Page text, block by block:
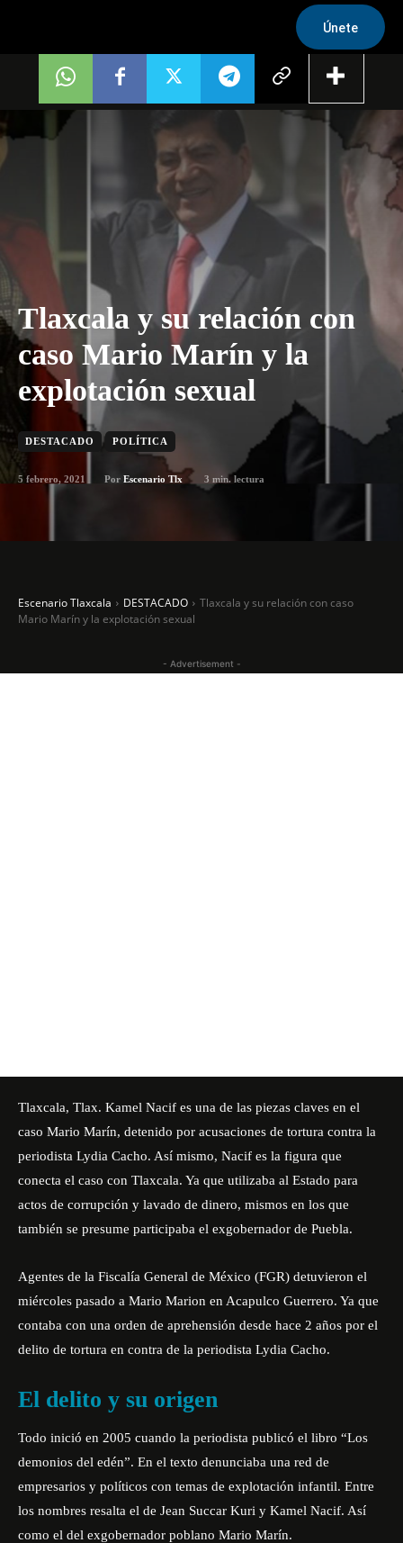
Únete
Tlaxcala y su relación con
caso Mario Marín y la
explotación sexual
DESTACADO POLÍTICA
5 febrero, 2021 Por Escenario Tlx 3 min. lectura
Escenario Tlaxcala DESTACADO
Tlaxcala y su relación con caso
Mario Marín y la explotación sexual
- Advertisement -
Tlaxcala, Tlax. Kamel Nacif es una de las piezas claves en el
caso Mario Marín, detenido por acusaciones de tortura contra la
periodista Lydia Cacho. Así mismo, Nacif es la figura que
conecta el caso con Tlaxcala. Ya que utilizaba al Estado para
actos de corrupción y lavado de dinero, mismos en los que
también se presume participaba el exgobernador de Puebla.
Agentes de la Fiscalía General de México (FGR) detuvieron el
miércoles pasado a Mario Marion en Acapulco Guerrero. Ya que
contaba con una orden de aprehensión desde hace 2 años por el
delito de tortura en contra de la periodista Lydia Cacho.
El delito y su origen
Todo inició en 2005 cuando la periodista publicó el libro “Los
demonios del edén”. En el texto denunciaba una red de
empresarios y políticos con temas de explotación infantil. Entre
los nombres resalta el de Jean Succar Kuri y Kamel Nacif. Así
como el del exgobernador poblano Mario Marín.